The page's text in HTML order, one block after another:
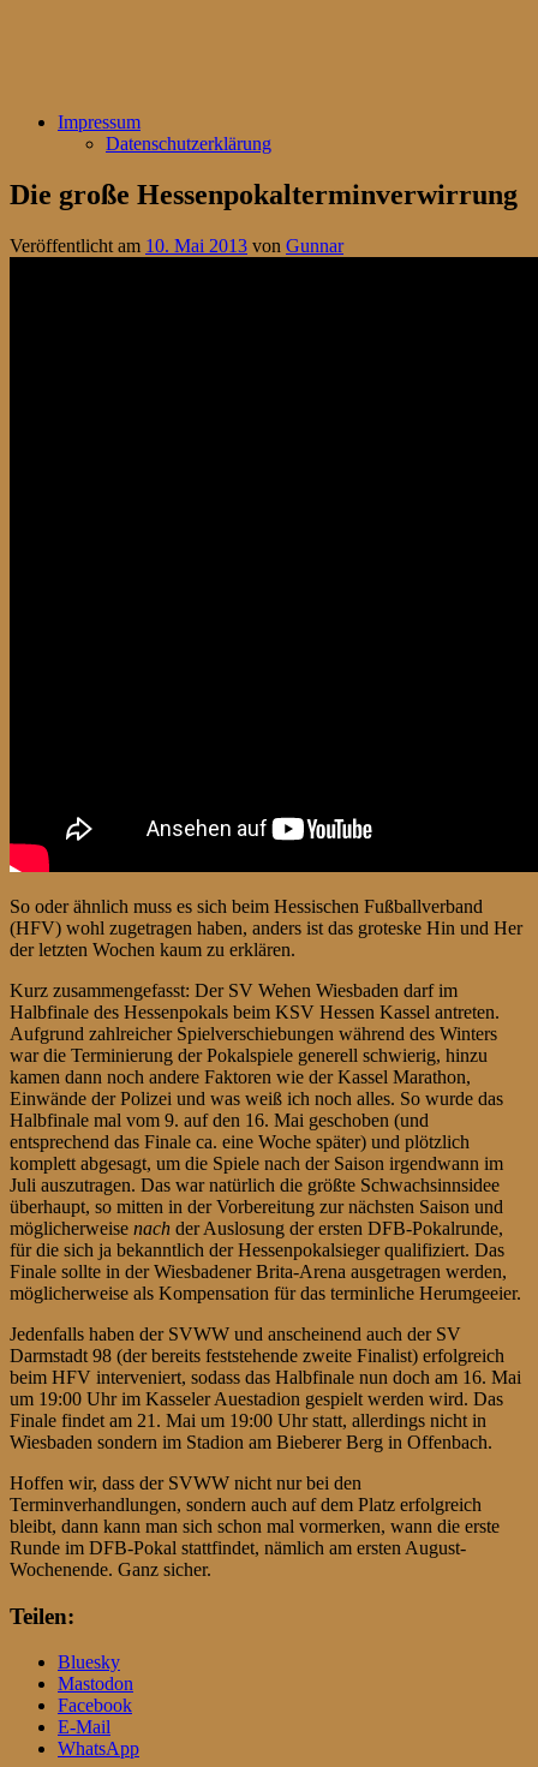
Impressum
Datenschutzerklärung
Die große Hessenpokalterminverwirrung
Veröffentlicht am 10. Mai 2013 von Gunnar
So oder ähnlich muss es sich beim Hessischen Fußballverband
(HFV) wohl zugetragen haben, anders ist das groteske Hin und Her
der letzten Wochen kaum zu erklären.
Kurz zusammengefasst: Der SV Wehen Wiesbaden darf im
Halbfinale des Hessenpokals beim KSV Hessen Kassel antreten.
Aufgrund zahlreicher Spielverschiebungen während des Winters
war die Terminierung der Pokalspiele generell schwierig, hinzu
kamen dann noch andere Faktoren wie der Kassel Marathon,
Einwände der Polizei und was weiß ich noch alles. So wurde das
Halbfinale mal vom 9. auf den 16. Mai geschoben (und
entsprechend das Finale ca. eine Woche später) und plötzlich
komplett abgesagt, um die Spiele nach der Saison irgendwann im
Juli auszutragen. Das war natürlich die größte Schwachsinnsidee
überhaupt, so mitten in der Vorbereitung zur nächsten Saison und
möglicherweise nach der Auslosung der ersten DFB-Pokalrunde,
für die sich ja bekanntlich der Hessenpokalsieger qualifiziert. Das
Finale sollte in der Wiesbadener Brita-Arena ausgetragen werden,
möglicherweise als Kompensation für das terminliche Herumgeeier.
Jedenfalls haben der SVWW und anscheinend auch der SV
Darmstadt 98 (der bereits feststehende zweite Finalist) erfolgreich
beim HFV interveniert, sodass das Halbfinale nun doch am 16. Mai
um 19:00 Uhr im Kasseler Auestadion gespielt werden wird. Das
Finale findet am 21. Mai um 19:00 Uhr statt, allerdings nicht in
Wiesbaden sondern im Stadion am Bieberer Berg in Offenbach.
Hoffen wir, dass der SVWW nicht nur bei den
Terminverhandlungen, sondern auch auf dem Platz erfolgreich
bleibt, dann kann man sich schon mal vormerken, wann die erste
Runde im DFB-Pokal stattfindet, nämlich am ersten August-
Wochenende. Ganz sicher.
Teilen:
Bluesky
Mastodon
Facebook
E-Mail
WhatsApp